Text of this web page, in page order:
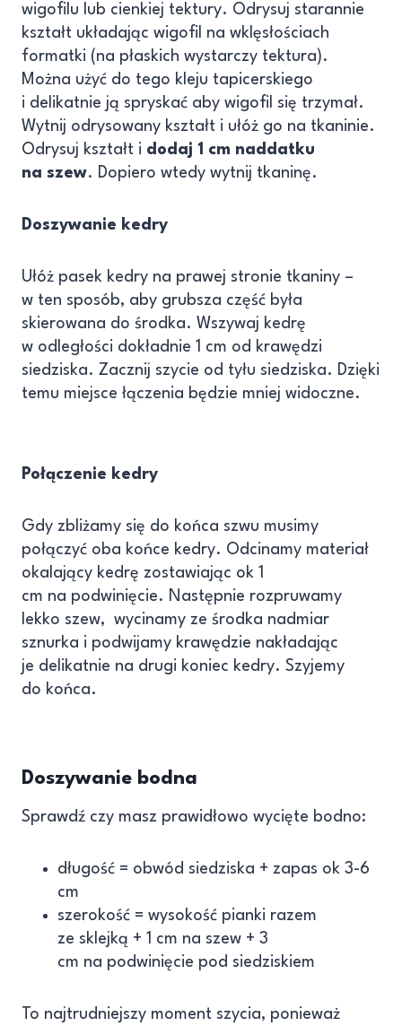
wigofilu lub cienkiej tektury. Odrysuj starannie
kształt układając wigofil na wklęsłościach
formatki (na płaskich wystarczy tektura).
Można użyć do tego kleju tapicerskiego
i delikatnie ją spryskać aby wigofil się trzymał.
Wytnij odrysowany kształt i ułóż go na tkaninie.
Odrysuj kształt i dodaj 1 cm naddatku
na szew. Dopiero wtedy wytnij tkaninę.
Doszywanie kedry
Ułóż pasek kedry na prawej stronie tkaniny –
w ten sposób, aby grubsza część była
skierowana do środka. Wszywaj kedrę
w odległości dokładnie 1 cm od krawędzi
siedziska. Zacznij szycie od tyłu siedziska. Dzięki
temu miejsce łączenia będzie mniej widoczne.
Połączenie kedry
Gdy zbliżamy się do końca szwu musimy
połączyć oba końce kedry. Odcinamy materiał
okalający kedrę zostawiając ok 1
cm na podwinięcie. Następnie rozpruwamy
lekko szew, wycinamy ze środka nadmiar
sznurka i podwijamy krawędzie nakładając
je delikatnie na drugi koniec kedry. Szyjemy
do końca.
Doszywanie bodna
Sprawdź czy masz prawidłowo wycięte bodno:
długość = obwód siedziska + zapas ok 3-6
cm
szerokość = wysokość pianki razem
ze sklejką + 1 cm na szew + 3
cm na podwinięcie pod siedziskiem
To najtrudniejszy moment szycia, ponieważ